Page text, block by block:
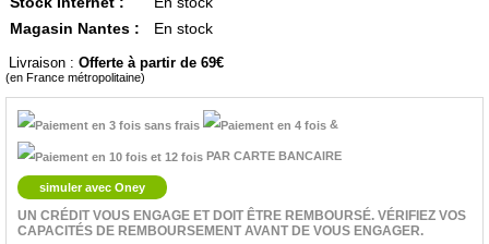
Magasin Nantes :
En stock
Livraison : Offerte à partir de 69
(en France métropolitaine)
&
PAR CARTE BANCAIRE
simuler avec Oney
UN CRÉDIT VOUS ENGAGE ET DOIT ÊTRE REMBOURSÉ. VÉRIFIEZ VOS
CAPACITÉS DE REMBOURSEMENT AVANT DE VOUS ENGAGER.